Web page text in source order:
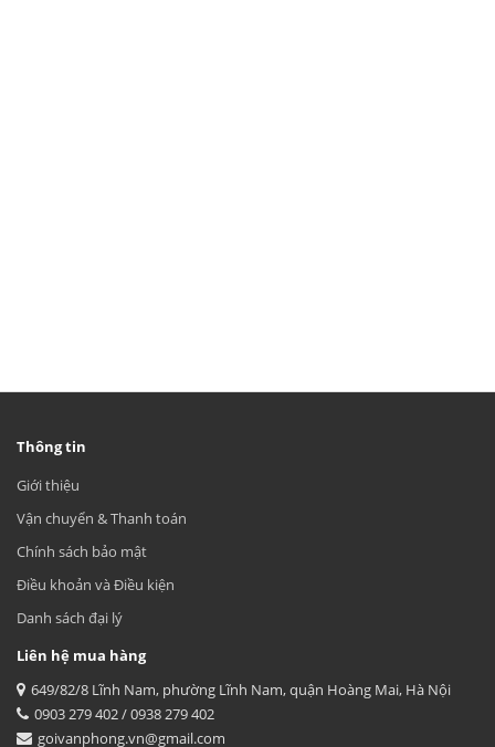
Thông tin
Giới thiệu
Vận chuyển & Thanh toán
Chính sách bảo mật
Điều khoản và Điều kiện
Danh sách đại lý
Liên hệ mua hàng
649/82/8 Lĩnh Nam, phường Lĩnh Nam, quận Hoàng Mai, Hà Nội
0903 279 402 / 0938 279 402
goivanphong.vn@gmail.com